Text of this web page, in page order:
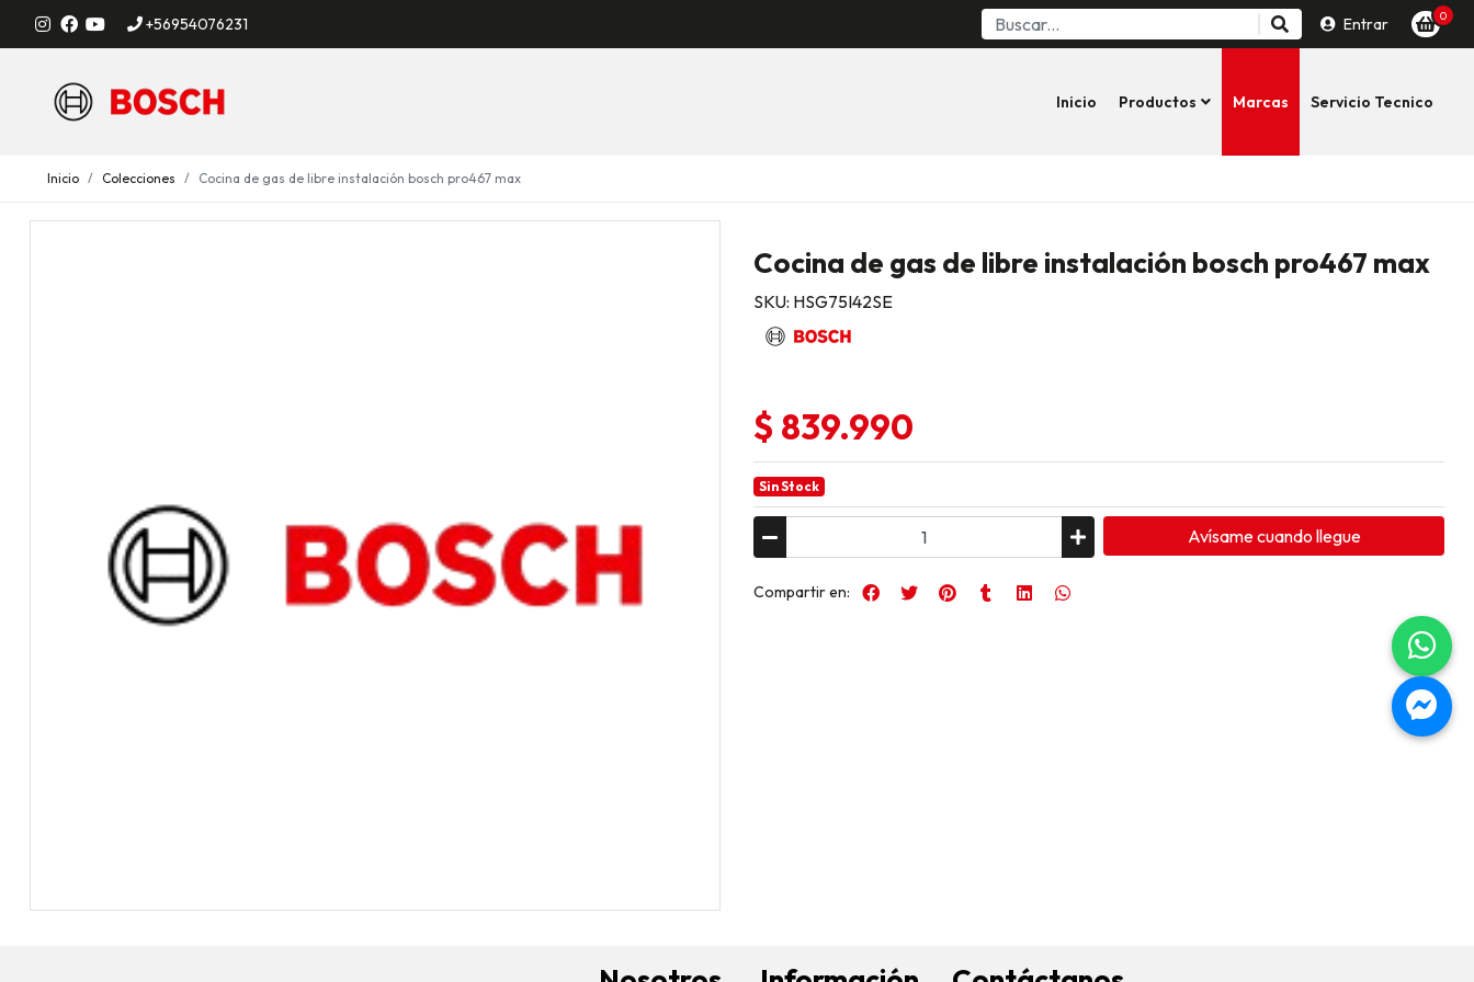
+56954076231 Entrar 0
Inicio Productos Marcas Servicio Tecnico
Inicio Colecciones Cocina de gas de libre instalación bosch pro467 max
Cocina de gas de libre instalación bosch pro467 max
SKU: HSG75I42SE
$ 839.990
Sin Stock
Avísame cuando llegue
Compartir en: